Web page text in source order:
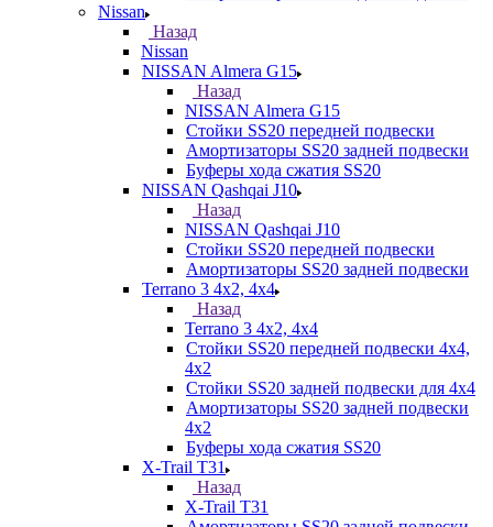
Nissan
Назад
Nissan
NISSAN Almera G15
Назад
NISSAN Almera G15
Стойки SS20 передней подвески
Амортизаторы SS20 задней подвески
Буферы хода сжатия SS20
NISSAN Qashqai J10
Назад
NISSAN Qashqai J10
Стойки SS20 передней подвески
Амортизаторы SS20 задней подвески
Terrano 3 4х2, 4х4
Назад
Terrano 3 4х2, 4х4
Стойки SS20 передней подвески 4х4,
4x2
Стойки SS20 задней подвески для 4х4
Амортизаторы SS20 задней подвески
4х2
Буферы хода сжатия SS20
X-Trail T31
Назад
X-Trail T31